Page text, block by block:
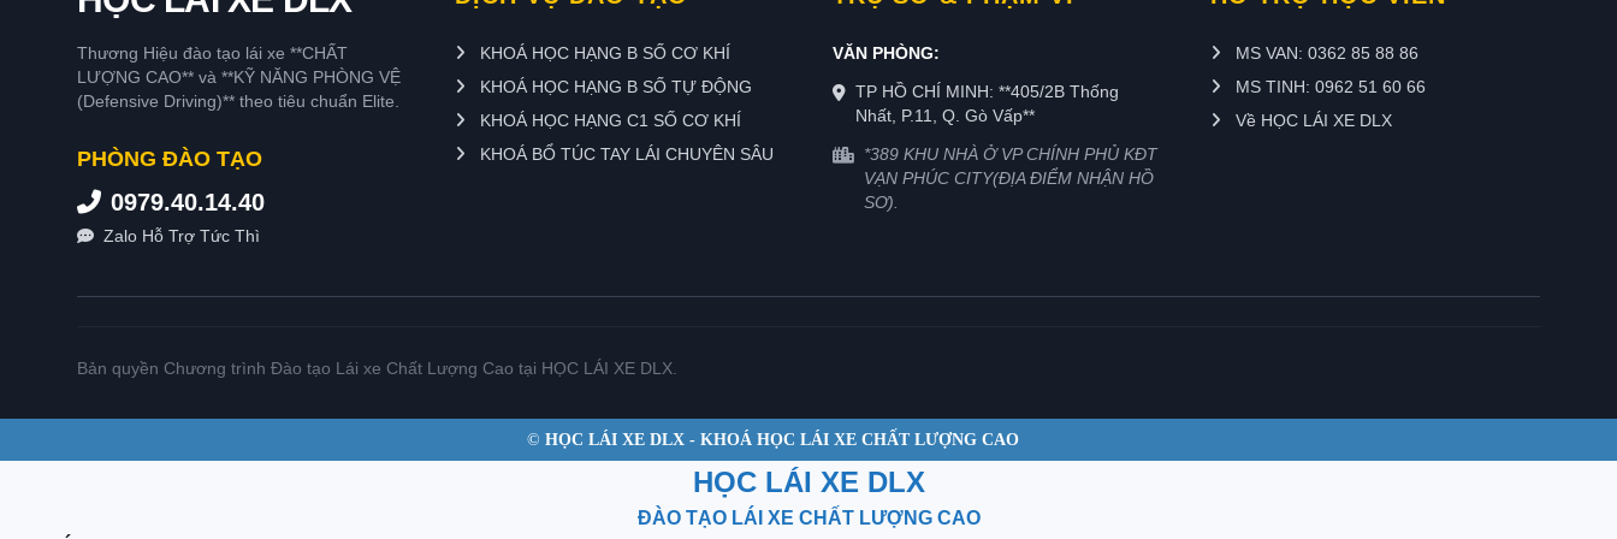
Thương Hiệu đào tạo lái xe **CHẤT
LƯỢNG CAO** và **KỸ NĂNG PHÒNG VỆ
(Defensive Driving)** theo tiêu chuẩn Elite.
PHÒNG ĐÀO TẠO
0979.40.14.40
Zalo Hỗ Trợ Tức Thì
KHOÁ HỌC HẠNG B SỐ CƠ KHÍ
KHOÁ HỌC HẠNG B SỐ TỰ ĐỘNG
KHOÁ HỌC HẠNG C1 SỐ CƠ KHÍ
KHOÁ BỔ TÚC TAY LÁI CHUYÊN SÂU
VĂN PHÒNG:
TP HỒ CHÍ MINH: **405/2B Thống
Nhất, P.11, Q. Gò Vấp**
*389 KHU NHÀ Ở VP CHÍNH PHỦ KĐT
VẠN PHÚC CITY(ĐỊA ĐIỂM NHẬN HỒ
SƠ).
MS VAN: 0362 85 88 86
MS TINH: 0962 51 60 66
Về HỌC LÁI XE DLX
Bản quyền Chương trình Đào tạo Lái xe Chất Lượng Cao tại HỌC LÁI XE DLX.
© HỌC LÁI XE DLX - KHOÁ HỌC LÁI XE CHẤT LƯỢNG CAO
HỌC LÁI XE DLX
ĐÀO TẠO LÁI XE CHẤT LƯỢNG CAO